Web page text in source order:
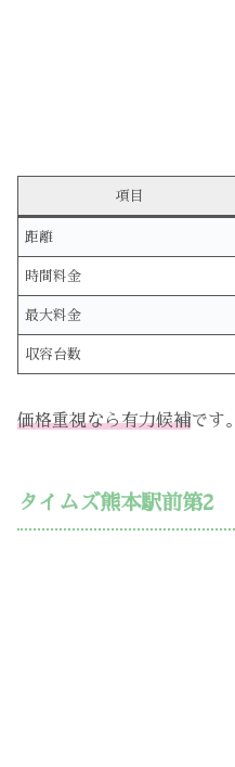
項目
距離
時間料金
最大料金
収容台数
価格重視なら有力候補です。
タイムズ熊本駅前第2